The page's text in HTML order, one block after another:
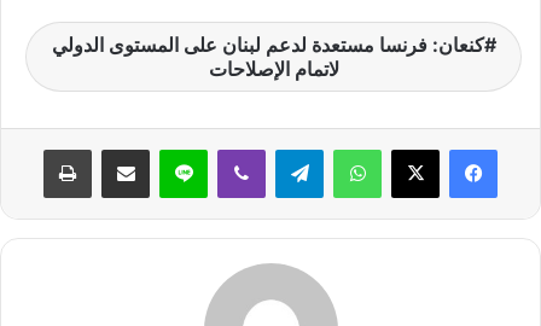
كنعان: فرنسا مستعدة لدعم لبنان على المستوى الدولي
لاتمام الإصلاحات
واتساب تيلقرام ڤايبر لاين مشاركة عبر البريد طباعة